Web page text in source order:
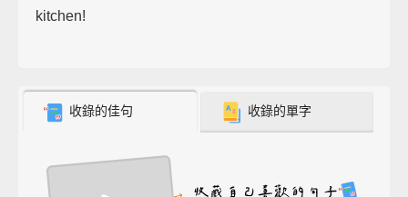
kitchen!
收錄的佳句 收錄的單字